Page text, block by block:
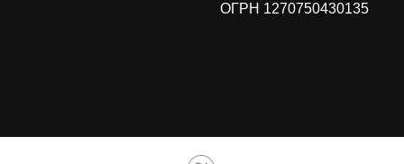
ОГРН 1270750430135